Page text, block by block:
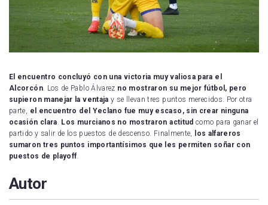
El encuentro concluyó con una victoria muy valiosa para el
Alcorcón. Los de Pablo Álvarez no mostraron su mejor fútbol, pero
supieron manejar la ventaja y se llevan tres puntos merecidos. Por otra
parte,
el encuentro del Yeclano fue muy escaso, sin crear ninguna
ocasión clara Los murcianos no mostraron actitud como para ganar el
partido y salir de los puestos de descenso. Finalmente,
los alfareros
sumaron tres puntos importantísimos que les permiten soñar con
puestos de playoff
Autor